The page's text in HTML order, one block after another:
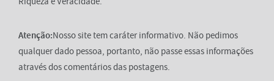
Atenção:Nosso site tem caráter informativo. Não pedimos
qualquer dado pessoa, portanto, não passe essas informações
através dos comentários das postagens.